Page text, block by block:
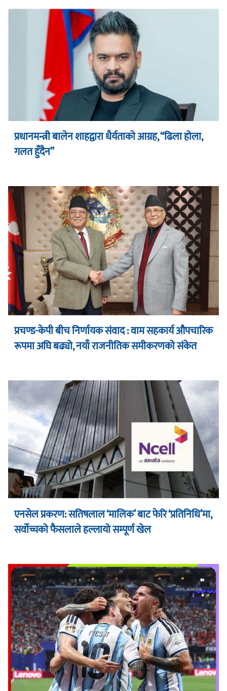
प्रधानमन्त्री बालेन शाहद्वारा धैर्यताको आग्रह, “ढिला होला,
गलत हुँदैन”
प्रचण्ड-केपी बीच निर्णायक संवाद : वाम सहकार्य औपचारिक
रूपमा अघि बढ्यो, नयाँ राजनीतिक समीकरणको संकेत
एनसेल प्रकरण: सतिषलाल ‘मालिक’ बाट फेरि ‘प्रतिनिधि’मा,
सर्वोच्चको फैसलाले हल्लायो सम्पूर्ण खेल